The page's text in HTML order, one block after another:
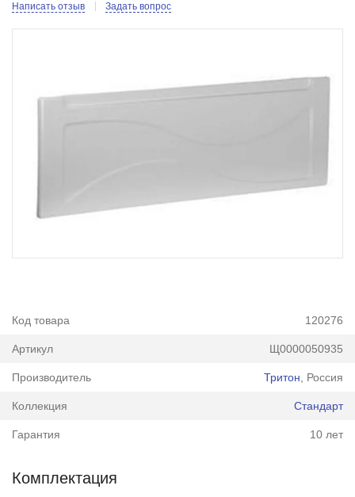
Написать отзыв Задать вопрос
Код товара 120276
Артикул Щ0000050935
Производитель Тритон , Россия
Коллекция Стандарт
Гарантия 10 лет
Комплектация